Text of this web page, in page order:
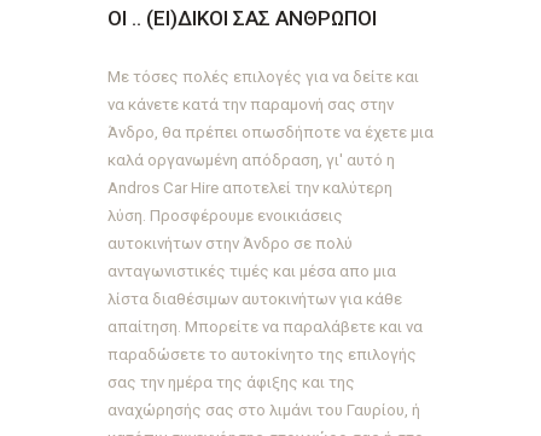
ΟΙ .. (ΕΙ)ΔΙΚΟΙ ΣΑΣ ΑΝΘΡΩΠΟΙ
Με τόσες πολές επιλογές για να δείτε και
να κάνετε κατά την παραμονή σας στην
Άνδρο, θα πρέπει οπωσδήποτε να έχετε μια
καλά οργανωμένη απόδραση, γι' αυτό η
Andros Car Hire αποτελεί την καλύτερη
λύση. Προσφέρουμε ενοικιάσεις
αυτοκινήτων στην Άνδρο σε πολύ
ανταγωνιστικές τιμές και μέσα απο μια
λίστα διαθέσιμων αυτοκινήτων για κάθε
απαίτηση. Μπορείτε να παραλάβετε και να
παραδώσετε το αυτοκίνητο της επιλογής
σας την ημέρα της άφιξης και της
αναχώρησής σας στο λιμάνι του Γαυρίου, ή